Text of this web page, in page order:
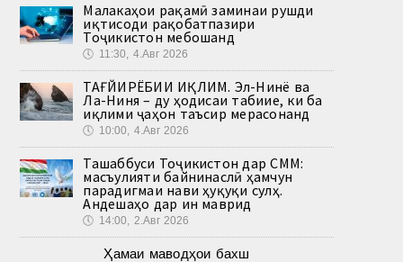
Малакаҳои рақамӣ заминаи рушди
иқтисоди рақобатпазири
Тоҷикистон мебошанд
🕔 11:30, 4.Авг 2026
ТАҒЙИРЁБИИ ИҚЛИМ. Эл-Нинё ва
Ла-Ниня – ду ҳодисаи табиие, ки ба
иқлими ҷаҳон таъсир мерасонанд
🕔 10:00, 4.Авг 2026
Ташаббуси Тоҷикистон дар СММ:
масъулияти байнинаслӣ ҳамчун
парадигмаи нави ҳуқуқи сулҳ.
Андешаҳо дар ин маврид
🕔 14:00, 2.Авг 2026
Ҳамаи маводҳои бахш